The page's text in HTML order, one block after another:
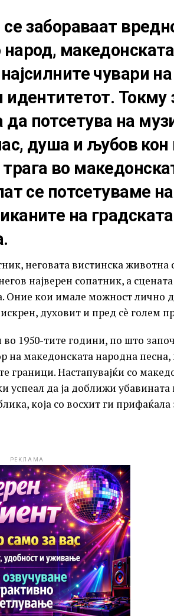
забораваат
чувари на
идентитетот. Токму
потсетува на
душа и љубов кон
во
се потсетуваме
на
неговата вистинска животна
најверен сопатник, а
Оние кои имале можност лично
духовит и пред сè голем
1950-тите години, по што
на македонската народна песна,
граници. Настапувајќи со
да ја доближи убавината
која со восхит ги
РЕКЛАМА